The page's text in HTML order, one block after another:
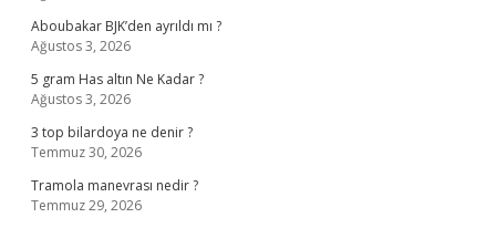
Aboubakar BJK’den ayrıldı mı ?
Ağustos 3, 2026
5 gram Has altın Ne Kadar ?
Ağustos 3, 2026
3 top bilardoya ne denir ?
Temmuz 30, 2026
Tramola manevrası nedir ?
Temmuz 29, 2026